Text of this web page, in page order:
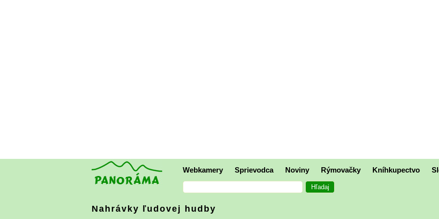
Webkamery Sprievodca Noviny Rýmovačky Kníhkupectvo
Nahrávky ľudovej hudby